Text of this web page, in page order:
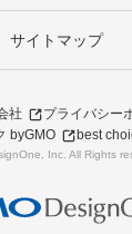
サイトマップ
社
プライバシー
byGMO
best
Inc. All Rights